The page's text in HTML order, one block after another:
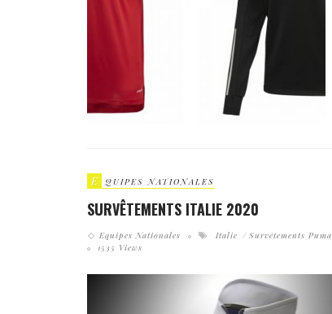
E QUIPES NATIONALES
SURVÊTEMENTS ITALIE 2020
Equipes Nationales Italie
Survêtements Puma
1535 Views